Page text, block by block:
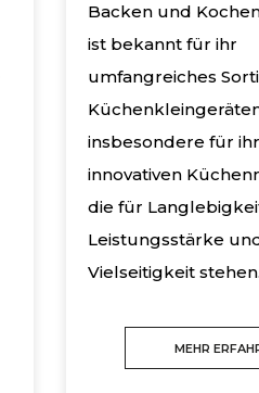
Backen und
ist bekannt für ihr
umfangreiches
insbesondere für
innovativen
die für
Leistungsstärke
Vielseitigkeit stehen.
MEHR